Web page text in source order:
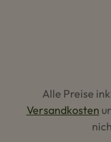
Alle Preise
Versandkosten